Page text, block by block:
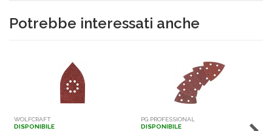
Potrebbe interessati anche
WOLFCRAFT
DISPONIBILE
PG PROFESSIONAL
DISPONIBILE